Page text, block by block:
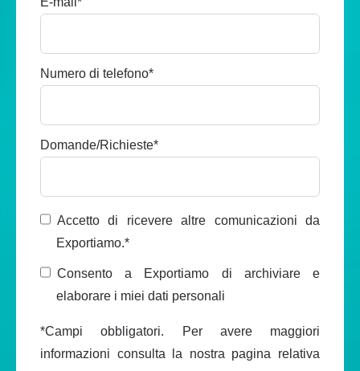
Numero di telefono*
Domande/Richieste*
Accetto di ricevere altre comunicazioni da
Exportiamo.*
Consento a Exportiamo di archiviare e
elaborare i miei dati personali
*Campi obbligatori. Per avere maggiori
informazioni consulta la nostra pagina relativa